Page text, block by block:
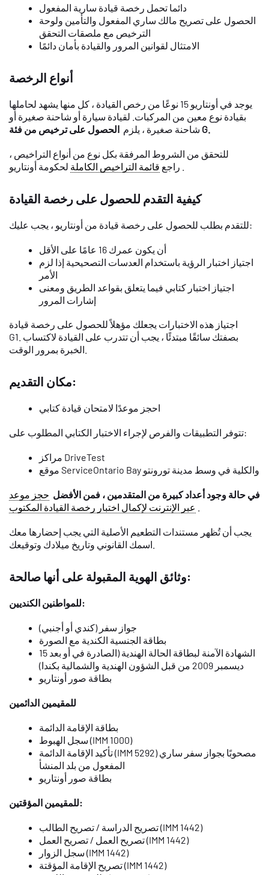
دائما تحمل رخصة قيادة سارية المفعول
الحصول على تصريح مالك ساري المفعول والتأمين ولوحة
الترخيص مع ملصقات التحقق
الامتثال لقوانين المرور والقيادة بأمان دائمًا
أنواع الرخصة
يوجد في أونتاريو 15 نوعًا من رخص القيادة ، كل منها يشهد لحاملها
بقيادة نوع معين من المركبات. لقيادة سيارة أو شاحنة صغيرة أو
شاحنة صغيرة ، يلزم الحصول على ترخيص من فئة G.
للتحقق من الشروط المرفقة بكل نوع من أنواع التراخيص ،
راجع قائمة التراخيص الكاملة
كيفية التقدم للحصول على رخصة القيادة
للتقدم بطلب للحصول على رخصة قيادة من أونتاريو ، يجب عليك:
أن يكون عمرك 16 عامًا على الأقل
اجتياز اختبار الرؤية باستخدام العدسات التصحيحية إذا لزم
الأمر
اجتياز اختبار كتابي فيما يتعلق بقواعد الطريق ومعنى
إشارات المرور
اجتياز هذه الاختبارات يجعلك مؤهلاً للحصول على رخصة قيادة
G1. بصفتك سائقًا مبتدئًا ، يجب أن تتدرب على القيادة لاكتساب
مكان التقديم:
احجز موعدًا لامتحان قيادة كتابي
تتوفر التطبيقات والفرص لإجراء الاختبار الكتابي المطلوب على:
مراكز DriveTest
موقع ServiceOntario Bay والكلية في وسط مدينة تورونتو
في حالة وجود أعداد كبيرة من المتقدمين ، فمن الأفضل حجز موعد
عبر الإنترنت لإكمال اختبار رخصة القيادة المكتوب
يجب أن تُظهر مستندات التطعيم الأصلية التي يجب إحضارها معك
وثائق الهوية المقبولة على أنها صالحة:
للمواطنين الكنديين:
جواز سفر (كندي أو أجنبي)
بطاقة الجنسية الكندية مع الصورة
الشهادة الآمنة لبطاقة الحالة الهندية (الصادرة في أو بعد 15
ديسمبر 2009 من قبل الشؤون الهندية والشمالية بكندا)
بطاقة صور أونتاريو
للمقيمين الدائمين
بطاقة الإقامة الدائمة
سجل الهبوط (IMM 1000)
تأكيد الإقامة الدائمة (IMM 5292) مصحوبًا بجواز سفر ساري
المفعول من بلد المنشأ
بطاقة صور أونتاريو
للمقيمين المؤقتين:
تصريح الدراسة / تصريح الطالب (IMM 1442)
تصريح العمل / تصريح العمل (IMM 1442)
سجل الزوار (IMM 1442)
تصريح الإقامة المؤقتة (IMM 1442)